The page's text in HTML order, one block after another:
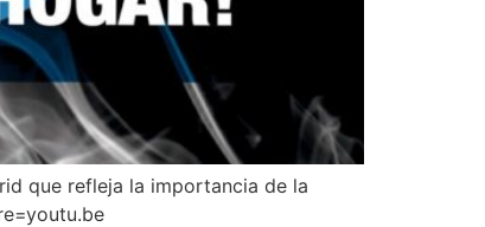
que refleja la importancia de la